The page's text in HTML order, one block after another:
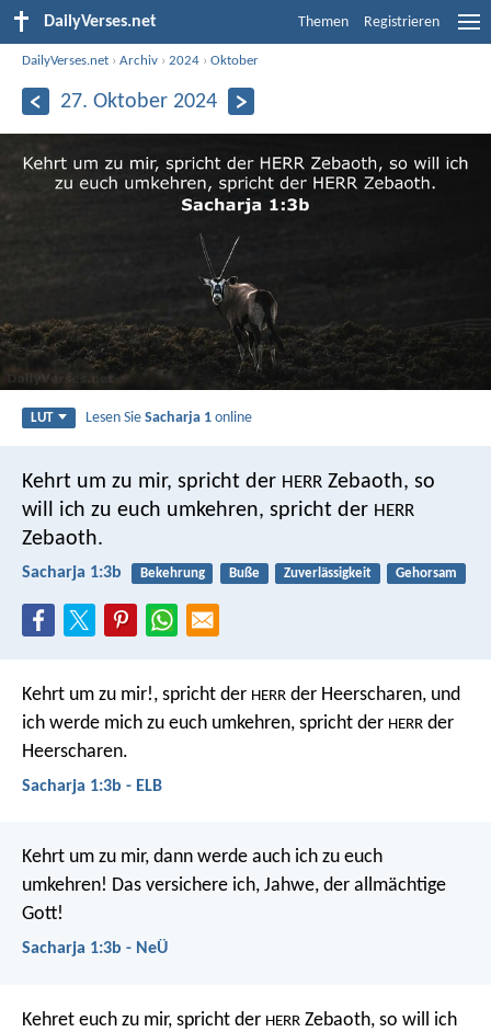
DailyVerses.net Themen Registrieren
DailyVerses.net ›Archiv ›2024 ›Oktober
27. Oktober 2024
LUT Lesen SieSacharja 1 online
Kehrt um zu mir, spricht der HERR Zebaoth, so
will ich zu euch umkehren, spricht der HERR
Zebaoth.
Sacharja 1:3b Bekehrung Buße Zuverlässigkeit Gehorsam
Kehrt um zu mir!, spricht der HERR der Heerscharen, und
ich werde mich zu euch umkehren, spricht der HERR der
Heerscharen.
Sacharja 1:3b - ELB
Kehrt um zu mir, dann werde auch ich zu euch
umkehren! Das versichere ich, Jahwe, der allmächtige
Gott!
Sacharja 1:3b - NeÜ
Kehret euch zu mir, spricht der HERR Zebaoth, so will ich